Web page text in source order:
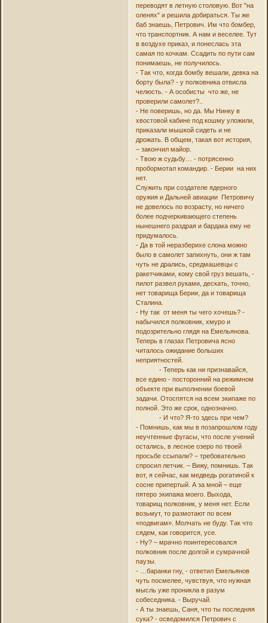
переводят в летную столовую. Вот "на
оленях" и решила добираться. Ты же
баб знаешь, Петрович. Им что бомбер,
что транспортник. А нам и веселее. Тут
в воздухе приказ, и понеслась эта
самая по кочкам. Ссадить по пути сам
понимаешь, не получилось.
- Так что, когда бомбу вешали, девка на
борту была? - у полковника отвисла
челюсть. - А особисты что же, не
проверили самолет?..
- Не поверишь, но да. Мы Нинку в
хвостовой кабине под кошму уложили,
приказали мышкой сидеть и не
дрожать. В общем, такая вот история,
– закончил майор.
- Твою ж судьбу… - потрясенно
пробормотал командир. - Берии на них
нет.
Служить при создателе ядерного
оружия и Дальней авиации Петровичу
не довелось по возрасту, но ничего
более подчеркивающего степень
нынешнего раздрая и бардака ему не
придумалось.
- Да в той неразберихе слона можно
было в самолет запихнуть, они ж там
чуть не дрались, средмашевцы с
ракетчиками, кому свой груз вешать, -
пилот развел руками, дескать, точно,
нет товарища Берии, да и товарища
Сталина.
- Ну так от меня ты чего хочешь? -
набычился полковник, хмуро и
подозрительно глядя на Емельянова.
Теперь в глазах Петровича ясно
читалось ожидание больших
неприятностей.
- Теперь как ни признавайся,
все едино - посторонний на режимном
объекте при выполнении боевой
задачи. Отоспятся на всем экипаже по
полной. Это же срок, однозначно.
- И что? Я-то здесь при чем?
- Помнишь, как мы в позапрошлом году
неучтенные фугасы, что после учений
остались, в лесное озеро по твоей
просьбе ссыпали? – требовательно
спросил летчик. – Вижу, помнишь. Так
вот, я сейчас, как медведь рогатиной к
сосне припертый. А за мной – еще
пятеро экипажа моего. Выхода,
товарищ полковник, у меня нет. Если
возьмут, то размотают по всем
«подвигам». Молчать не буду. Так что
сядем, как говорится, усе.
- Ну? – мрачно поинтересовался
полковник после долгой и сумрачной
паузы.
- …баранки гну, - ответил Емельянов
чуть посмелее, чувствуя, что нужная
мысль уже проникла в разум
собеседника. - Выручай.
- А ты знаешь, Саня, что ты последняя
сука? - осведомился Петрович с